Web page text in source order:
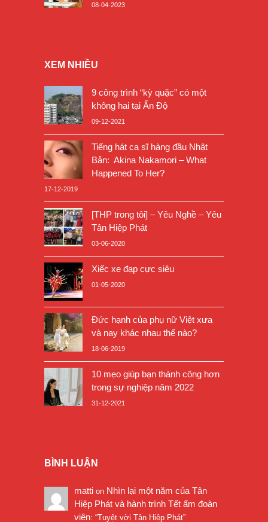
08-04-2023
XEM NHIỀU
9 công trình “kỳ quặc” có một
không hai tại Ấn Độ
09-12-2021
Tiếng hát ca sĩ hàng đầu Nhật
Bản: Akina Nakamori – What
Happened To Her?
17-12-2019
[THP trong tôi] – Yêu Nghề – Yêu
Tân Hiệp Phát
03-06-2020
Xiếc xe đạp cực siêu
01-05-2020
Đức hạnh của phụ nữ Việt xưa
và nay khác nhau thế nào?
18-06-2019
10 mẹo giúp bạn thành công hơn
trong sự nghiệp năm 2022
31-12-2021
BÌNH LUẬN
matti on Nhìn lại một năm của Tân
Hiệp Phát và hành trình Tết ấm đoàn
viên: “Tuyệt vời Tân Hiệp Phát”